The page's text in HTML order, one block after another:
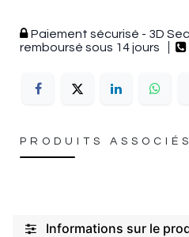
Paiement sécurisé - 3D
remboursé sous 14 jours
PRODUITS ASSOCIÉS
Informations sur le